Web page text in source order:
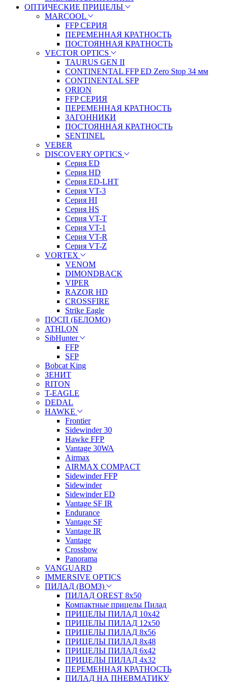
ОПТИЧЕСКИЕ ПРИЦЕЛЫ
MARCOOL
FFP СЕРИЯ
ПЕРЕМЕННАЯ КРАТНОСТЬ
ПОСТОЯННАЯ КРАТНОСТЬ
VECTOR OPTICS
TAURUS GEN II
CONTINENTAL FFP ED Zero Stop 34 мм
CONTINENTAL SFP
ORION
FFP СЕРИЯ
ПЕРЕМЕННАЯ КРАТНОСТЬ
ЗАГОННИКИ
ПОСТОЯННАЯ КРАТНОСТЬ
SENTINEL
VEBER
DISCOVERY OPTICS
Серия ED
Серия HD
Серия ED-LHT
Серия VT-3
Серия HI
Серия HS
Серия VT-T
Серия VT-1
Серия VT-R
Серия VT-Z
VORTEX
VENOM
DIMONDBACK
VIPER
RAZOR HD
CROSSFIRE
Strike Eagle
ПОСП (БЕЛОМО)
ATHLON
SibHunter
FFP
SFP
Bobcat King
ЗЕНИТ
RITON
T-EAGLE
DEDAL
HAWKE
Frontier
Sidewinder 30
Hawke FFP
Vantage 30WA
Airmax
AIRMAX COMPACT
Sidewinder FFP
Sidewinder
Sidewinder ED
Vantage SF IR
Endurance
Vantage SF
Vantage IR
Vantage
Crossbow
Panorama
VANGUARD
IMMERSIVE OPTICS
ПИЛАД (ВОМЗ)
ПИЛАД OREST 8х50
Компактные прицелы Пилад
ПРИЦЕЛЫ ПИЛАД 10х42
ПРИЦЕЛЫ ПИЛАД 12х50
ПРИЦЕЛЫ ПИЛАД 8х56
ПРИЦЕЛЫ ПИЛАД 8х48
ПРИЦЕЛЫ ПИЛАД 6х42
ПРИЦЕЛЫ ПИЛАД 4х32
ПЕРЕМЕННАЯ КРАТНОСТЬ
ПИЛАД НА ПНЕВМАТИКУ